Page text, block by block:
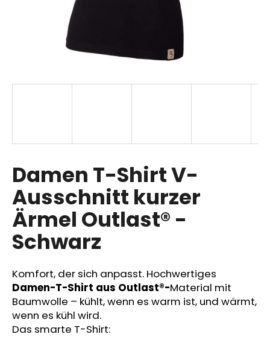
Damen T-Shirt V-
Ausschnitt kurzer
Ärmel Outlast® -
Schwarz
Komfort, der sich anpasst. Hochwertiges
Damen-T-Shirt aus Outlast®-Material mit
Baumwolle – kühlt, wenn es warm ist, und wärmt,
wenn es kühl wird.
Das smarte T-Shirt:
p
f
e
h
l
e
n
MITWACHSHOSE
-
DENIM
MUSTER
€27,08